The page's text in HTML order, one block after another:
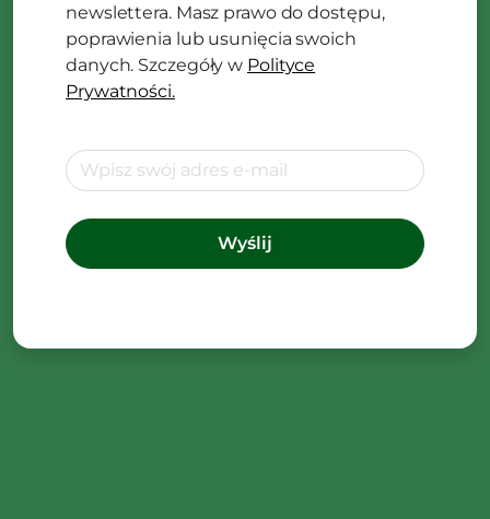
newslettera. Masz prawo do dostępu,
poprawienia lub usunięcia swoich
danych. Szczegóły w Polityce
Prywatności.